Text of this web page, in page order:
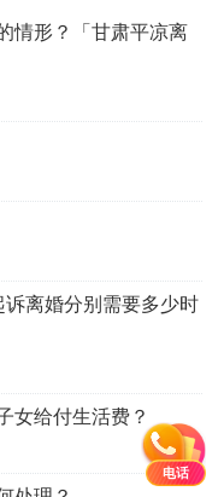
情形？「甘肃平凉离
离婚分别需要多少时
女给付生活费？
电话